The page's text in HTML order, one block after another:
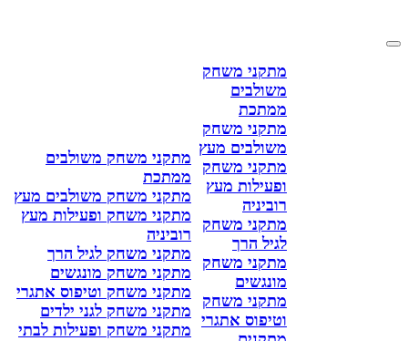
מתקני משחק
משולבים
ממתכת
מתקני משחק
משולבים מעץ
מתקני משחק
ופעילות מעץ
רוביניה
מתקני משחק
לגיל הרך
מתקני משחק
מונגשים
מתקני משחק
וטיפוס אתגרי
מתקני משחק משולבים
ממתכת
מתקני משחק משולבים מעץ
מתקני משחק ופעילות מעץ
רוביניה
מתקני משחק לגיל הרך
מתקני משחק מונגשים
מתקני משחק וטיפוס אתגרי
מתקני משחק לגני ילדים
מתקני משחק ופעילות לבתי